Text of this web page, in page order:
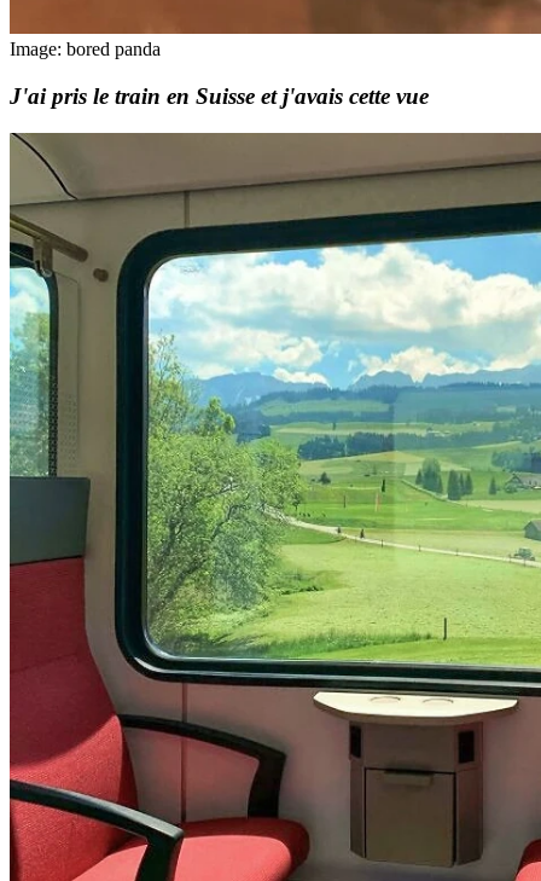
Image: bored panda
J'ai pris le train en Suisse et j'avais cette vue